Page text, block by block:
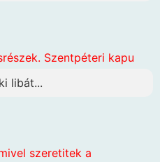
Szentpéteri kapu
libát...
szeretitek a